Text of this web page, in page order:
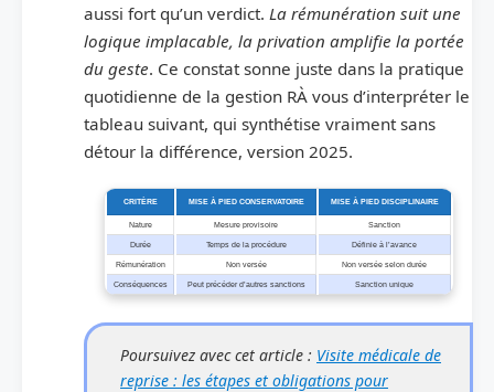
aussi fort qu’un verdict. La rémunération suit une
logique implacable, la privation amplifie la portée
du geste. Ce constat sonne juste dans la pratique
quotidienne de la gestion RÀ vous d’interpréter le
tableau suivant, qui synthétise vraiment sans
détour la différence, version 2025.
CRITÈRE MISE À PIED CONSERVATOIRE MISE À PIED DISCIPLINAIRE
Nature Mesure provisoire Sanction
Durée Temps de la procédure Définie à l’avance
Rémunération Non versée Non versée selon durée
Conséquences Peut précéder d’autres sanctions Sanction unique
Poursuivez avec cet article : Visite médicale de
reprise : les étapes et obligations pour